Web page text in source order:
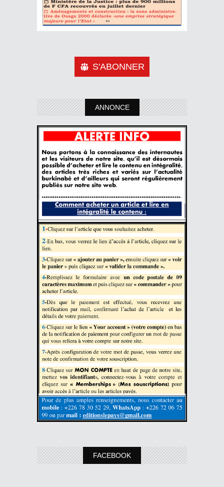
S'ABONNER
ANNONCE
FACEBOOK